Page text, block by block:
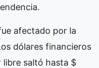
afectado por la
dólares financieros
libre saltó hasta $